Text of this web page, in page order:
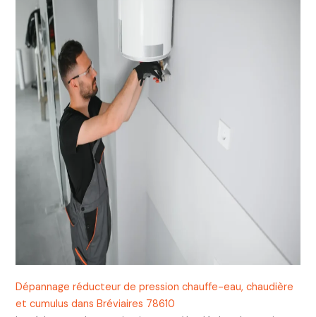
Dépannage réducteur de pression chauffe-eau, chaudière
et cumulus dans Bréviaires 78610